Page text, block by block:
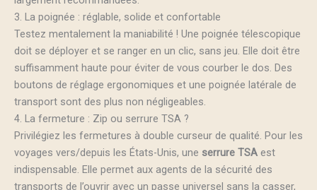
3. La poignée : réglable, solide et confortable
Testez mentalement la maniabilité ! Une poignée télescopique
doit se déployer et se ranger en un clic, sans jeu. Elle doit être
suffisamment haute pour éviter de vous courber le dos. Des
boutons de réglage ergonomiques et une poignée latérale de
transport sont des plus non négligeables.
4. La fermeture : Zip ou serrure TSA ?
Privilégiez les fermetures à double curseur de qualité. Pour les
voyages vers/depuis les États-Unis, une serrure TSA est
indispensable. Elle permet aux agents de la sécurité des
transports de l’ouvrir avec un passe universel sans la casser,